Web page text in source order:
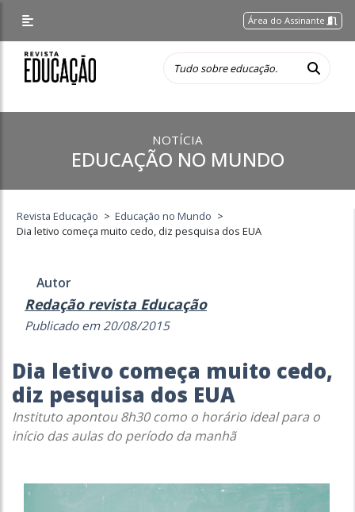
Área do Assinante
NOTÍCIA
EDUCAÇÃO NO MUNDO
Revista Educação > Educação no Mundo >
Dia letivo começa muito cedo, diz pesquisa dos EUA
Autor
Redação revista Educação
Publicado em 20/08/2015
Dia letivo começa muito cedo,
diz pesquisa dos EUA
Instituto apontou 8h30 como o horário ideal para o
início das aulas do período da manhã